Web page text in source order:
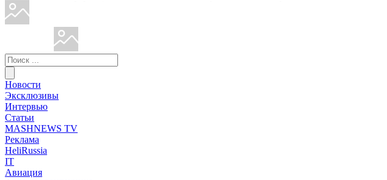
Новости
Эксклюзивы
Интервью
Статьи
MASHNEWS TV
Реклама
HeliRussia
IT
Авиация